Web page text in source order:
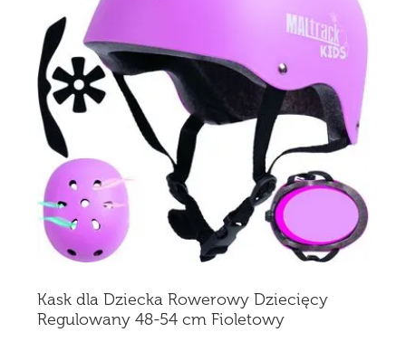
Kask dla Dziecka Rowerowy Dziecięcy
Regulowany 48-54 cm Fioletowy